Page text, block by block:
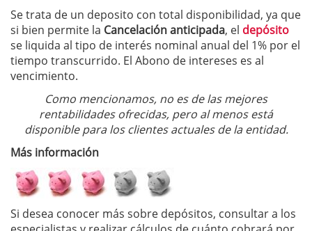
Se trata de un deposito con total disponibilidad, ya que
si bien permite la Cancelación anticipada, el depósito
se liquida al tipo de interés nominal anual del 1% por el
tiempo transcurrido. El Abono de intereses es al
vencimiento.
Como mencionamos, no es de las mejores
rentabilidades ofrecidas, pero al menos está
disponible para los clientes actuales de la entidad.
Más información
Si desea conocer más sobre depósitos, consultar a los